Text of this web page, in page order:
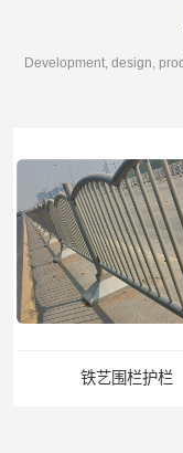
悬臂式标志杆